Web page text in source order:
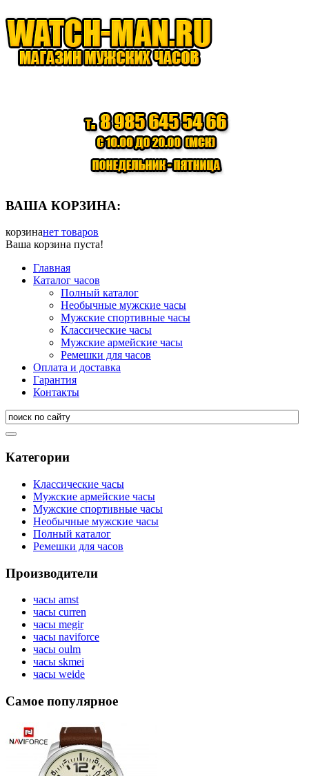
ВАША КОРЗИНА:
корзинанет товаров
Ваша корзина пуста!
Главная
Каталог часов
Полный каталог
Необычные мужские часы
Мужские спортивные часы
Классические часы
Мужские армейские часы
Ремешки для часов
Оплата и доставка
Гарантия
Контакты
Категории
Классические часы
Мужские армейские часы
Мужские спортивные часы
Необычные мужские часы
Полный каталог
Ремешки для часов
Производители
часы amst
часы curren
часы megir
часы naviforce
часы oulm
часы skmei
часы weide
Самое популярное